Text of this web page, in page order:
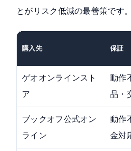
とがリスク低減の最善策です。
購入先 保証
ゲオオンラインスト
ア
動作
品・
ブックオフ公式オン
ライン
動作
金対